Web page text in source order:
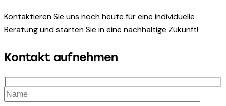
Kontaktieren Sie uns noch heute für eine individuelle
Beratung und starten Sie in eine nachhaltige Zukunft!
Kontakt aufnehmen